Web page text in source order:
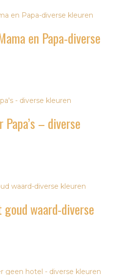
en Papa-diverse
– diverse
waard-diverse